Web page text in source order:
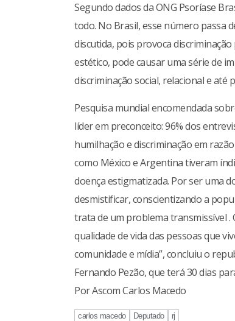
Segundo dados da ONG Psoríase
todo. No Brasil, esse número passa
discutida, pois provoca
estético, pode causar uma série de
discriminação social, relacional e até
Pesquisa mundial encomendada
líder em preconceito: 96% dos
humilhação e discriminação em
como México e Argentina tiveram
doença estigmatizada. Por ser uma
desmistificar, conscientizando a
trata de um problema transmissível
qualidade de vida das pessoas que
comunidade e mídia”, concluiu o
Fernando Pezão, que terá 30 dias
Por Ascom Carlos Macedo
carlos macedo Deputado rj